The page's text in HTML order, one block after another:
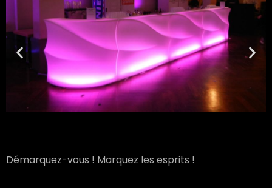
Démarquez-vous ! Marquez les esprits !